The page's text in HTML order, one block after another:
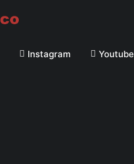
Instagram Youtube